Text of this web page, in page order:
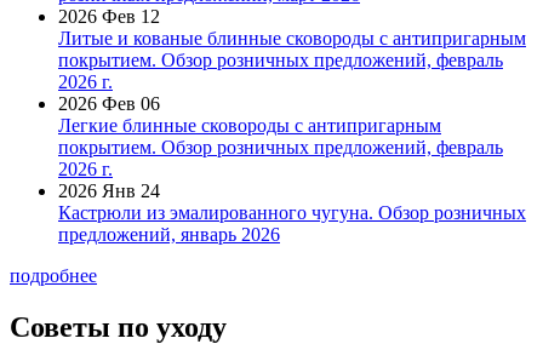
2026 Фев 12
Литые и кованые блинные сковороды с антипригарным
покрытием. Обзор розничных предложений, февраль
2026 г.
2026 Фев 06
Легкие блинные сковороды с антипригарным
покрытием. Обзор розничных предложений, февраль
2026 г.
2026 Янв 24
Кастрюли из эмалированного чугуна. Обзор розничных
предложений, январь 2026
подробнее
Советы по уходу